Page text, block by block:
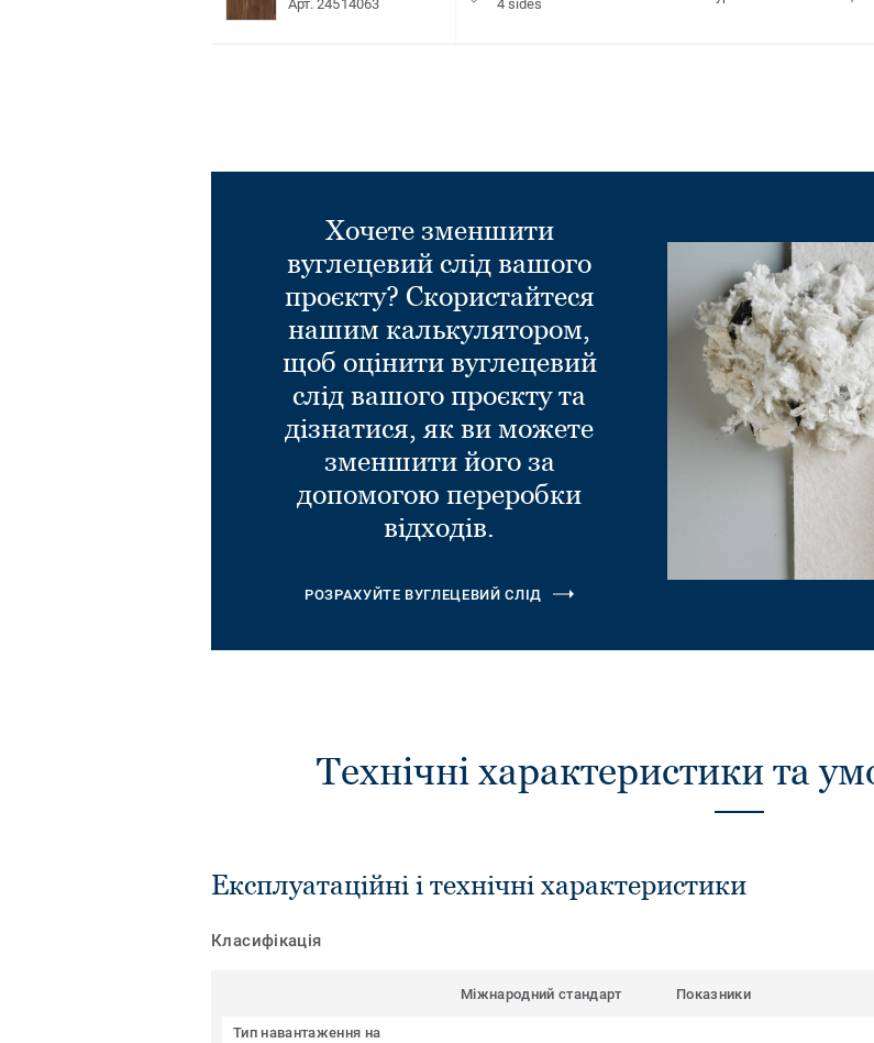
Арт. 24514063
4 sides
Хочете зменшити
вуглецевий слід вашого
проєкту? Скористайтеся
нашим калькулятором,
щоб оцінити вуглецевий
слід вашого проєкту та
дізнатися, як ви можете
зменшити його за
допомогою переробки
відходів.
РОЗРАХУЙТЕ ВУГЛЕЦЕВИЙ СЛІД
Технічні характеристики та
Експлуатаційні і технічні характеристики
Класифікація
Міжнародний стандарт Показники
Тип навантаження на